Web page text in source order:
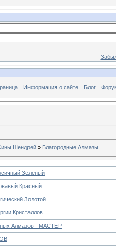
Информация о сайте Блог
Шендрей » Благородные Алмазы
Зеленый
Красный
Золотой
Кристаллов
Алмазов - МАСТЕР